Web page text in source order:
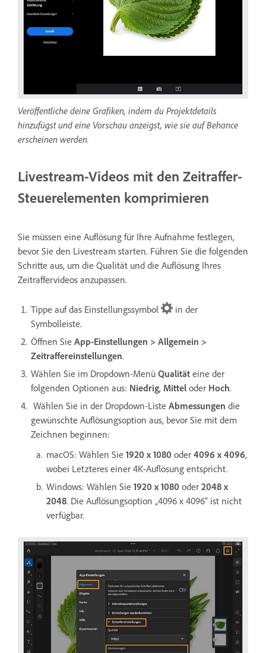
Veröffentliche deine Grafiken, indem du Projektdetails
hinzufügst und eine Vorschau anzeigst, wie sie auf Behance
erscheinen werden.
Livestream-Videos mit den Zeitraffer-
Steuerelementen komprimieren
Sie müssen eine Auflösung für Ihre Aufnahme festlegen,
bevor Sie den Livestream starten. Führen Sie die folgenden
Schritte aus, um die Qualität und die Auflösung Ihres
Zeitraffervideos anzupassen.
Tippe auf das Einstellungssymbol
in der
Symbolleiste.
Öffnen Sie App-Einstellungen > Allgemein >
Zeitraffereinstellungen.
Wählen Sie im Dropdown-Menü Qualität eine der
folgenden Optionen aus: Niedrig, Mittel oder Hoch.
Wählen Sie in der Dropdown-Liste Abmessungen die
gewünschte Auflösungsoption aus, bevor Sie mit dem
Zeichnen beginnen:
macOS: Wählen Sie 1920 x 1080 oder 4096 x 4096,
wobei Letzteres einer 4K-Auflösung entspricht.
Windows: Wählen Sie 1920 x 1080 oder 2048 x
2048. Die Auflösungsoption „4096 x 4096“ ist nicht
verfügbar.